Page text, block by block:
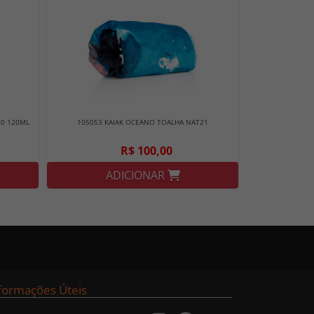
120ML 105053 KAIAK OCEANO TOALHA NAT21
R$ 100,00
ADICIONAR
Úteis